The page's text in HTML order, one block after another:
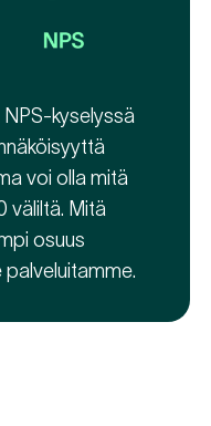
kyselyssä
voi olla mitä
väliltä. Mitä
osuus